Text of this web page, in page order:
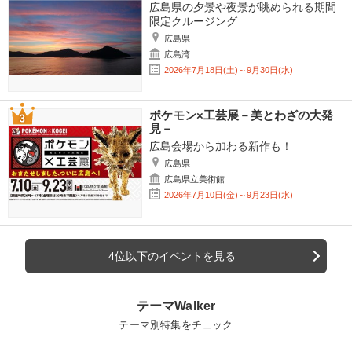
広島県の夕景や夜景が眺められる期間
限定クルージング
広島県
広島湾
2026年7月18日(土)～9月30日(水)
ポケモン×工芸展－美とわざの大発
見－
広島会場から加わる新作も！
広島県
広島県立美術館
2026年7月10日(金)～9月23日(水)
4位以下のイベントを見る
テーマWalker
テーマ別特集をチェック